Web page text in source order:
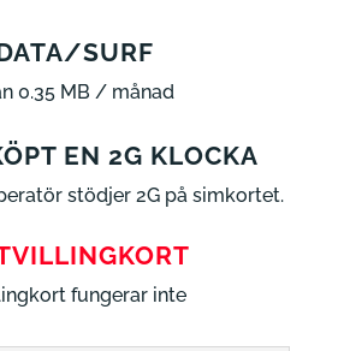
SURF
0.35 MB / månad
EN 2G KLOCKA
stödjer 2G på simkortet.
fungerar inte